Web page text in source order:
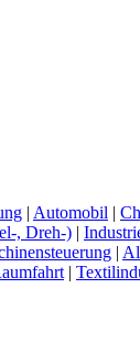
| Automobil |
, Dreh-) |
|
|